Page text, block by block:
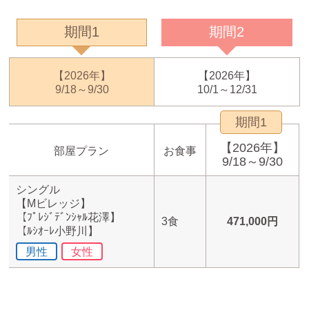
期間1 期間2
【2026年】
9/18～9/30
【2026年】
10/1～12/31
部屋プラン お食事
期間1
【2026年】
9/18～9/30
シングル
【Mビレッジ】
【ﾌﾟﾚｼﾞﾃﾞﾝｼｬﾙ花澤】
【ﾙｼｵｰﾚ小野川】
男性
女性
3食 471,000円